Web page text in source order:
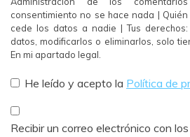
consentimiento no se hace nada |
cede los datos a nadie | Tus
datos, modificarlos o eliminarlos, solo
En mi apartado legal.
He leído y acepto la Política de
Recibir un correo electrónico con